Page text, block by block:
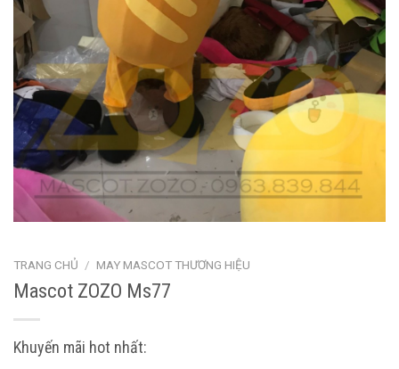
TRANG CHỦ / MAY MASCOT THƯƠNG HIỆU
Mascot ZOZO Ms77
Khuyến mãi hot nhất: